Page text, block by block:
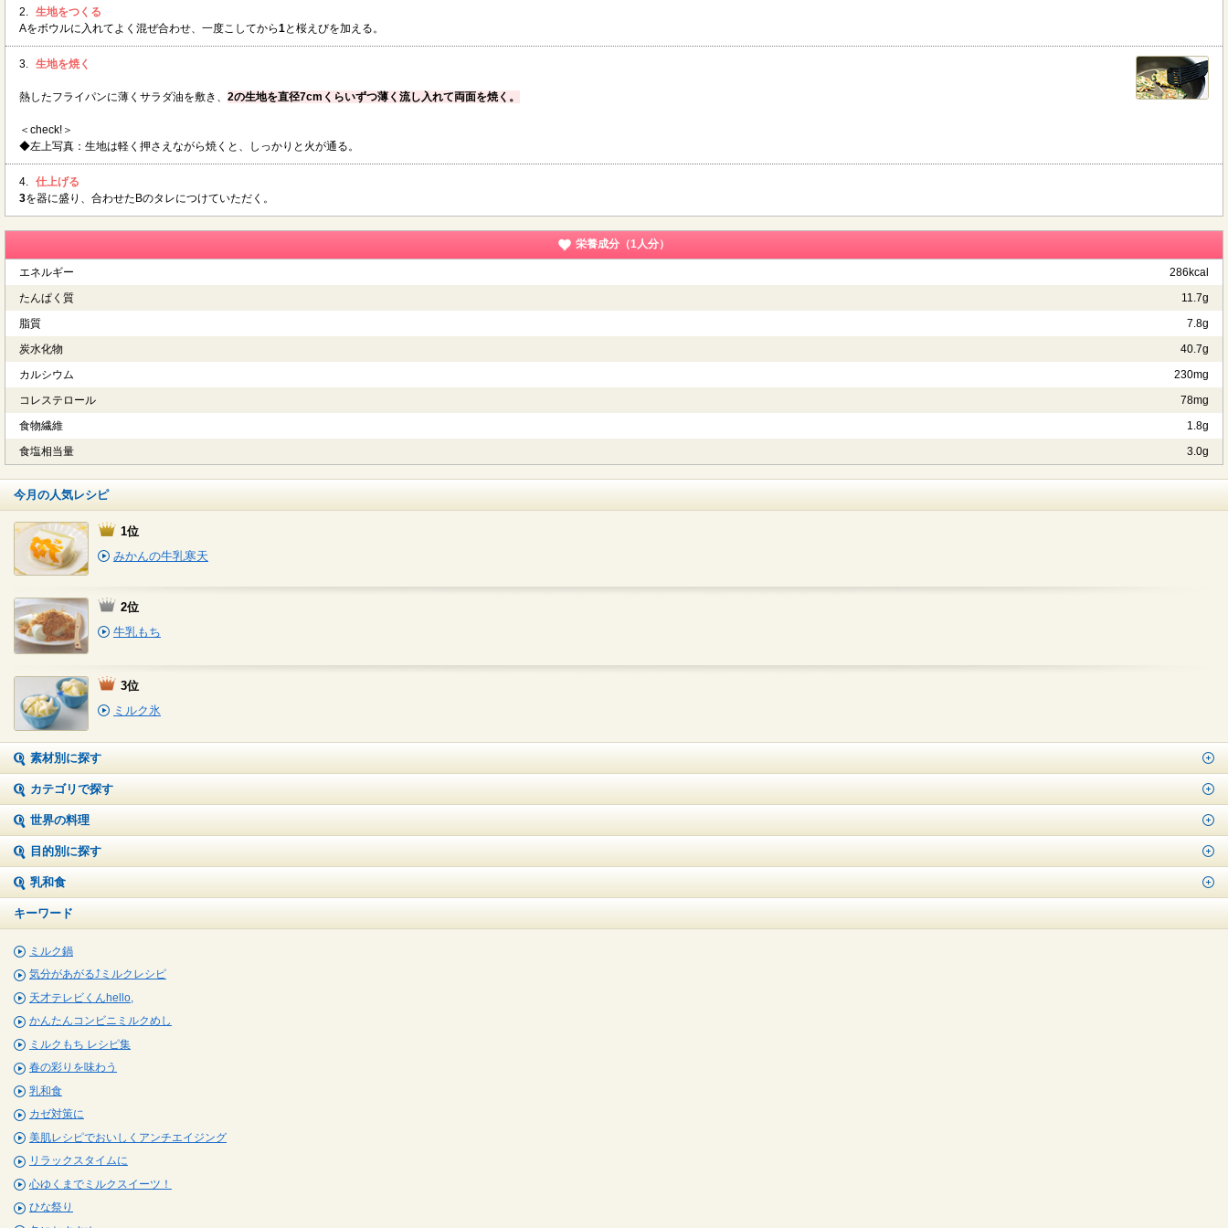
2. 生地をつくる
Aをボウルに入れてよく混ぜ合わせ、一度こしてから1と桜えびを加える。
3. 生地を焼く
熱したフライパンに薄くサラダ油を敷き、 2の生地を直径7cmくらいずつ薄く流し入れて両面を焼く。
＜check!＞
◆左上写真：生地は軽く押さえながら焼くと、しっかりと火が通る。
4. 仕上げる
3を器に盛り、合わせたBのタレにつけていただく。
栄養成分（1人分）
エネルギー
286kcal
たんぱく質
11.7g
脂質
7.8g
炭水化物
40.7g
カルシウム
230mg
コレステロール
78mg
食物繊維
1.8g
食塩相当量
3.0g
今月の人気レシピ
1位
みかんの牛乳寒天
2位
牛乳もち
3位
ミルク氷
素材別に探す
カテゴリで探す
世界の料理
目的別に探す
乳和食
キーワード
ミルク鍋
気分があがる⤴ミルクレシピ
天才テレビくんhello,
かんたんコンビニミルクめし
ミルクもち レシピ集
春の彩りを味わう
乳和食
カゼ対策に
美肌レシピでおいしくアンチエイジング
リラックスタイムに
心ゆくまでミルクスイーツ！
ひな祭り